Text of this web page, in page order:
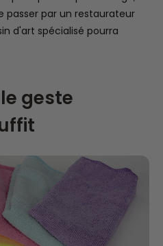
passer par un restaurateur
d'art spécialisé pourra
geste